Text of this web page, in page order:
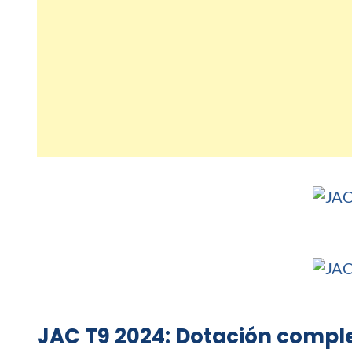
JAC T9 2024: Dotación